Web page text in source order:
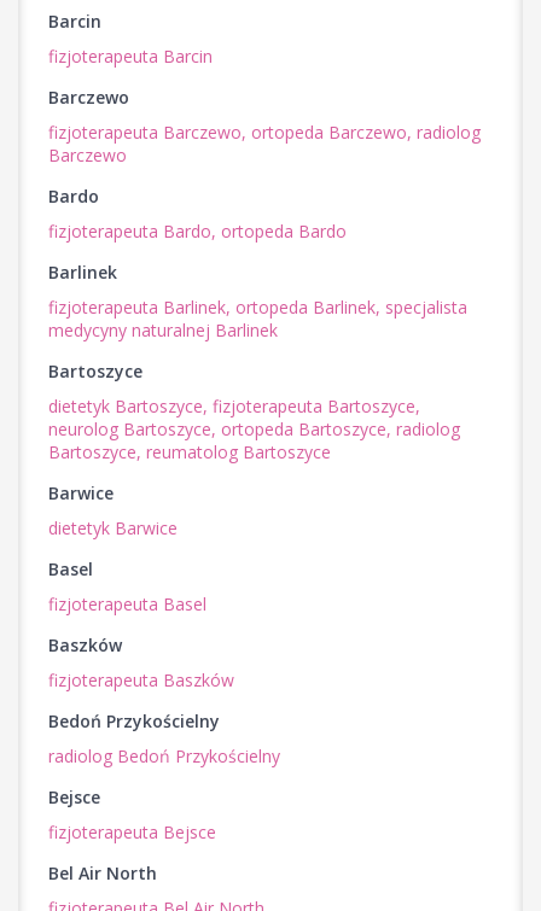
Barcin
fizjoterapeuta Barcin
Barczewo
fizjoterapeuta Barczewo, ortopeda Barczewo, radiolog
Barczewo
Bardo
fizjoterapeuta Bardo, ortopeda Bardo
Barlinek
fizjoterapeuta Barlinek, ortopeda Barlinek, specjalista
medycyny naturalnej Barlinek
Bartoszyce
dietetyk Bartoszyce, fizjoterapeuta Bartoszyce,
neurolog Bartoszyce, ortopeda Bartoszyce, radiolog
Bartoszyce, reumatolog Bartoszyce
Barwice
dietetyk Barwice
Basel
fizjoterapeuta Basel
Baszków
fizjoterapeuta Baszków
Bedoń Przykościelny
radiolog Bedoń Przykościelny
Bejsce
fizjoterapeuta Bejsce
Bel Air North